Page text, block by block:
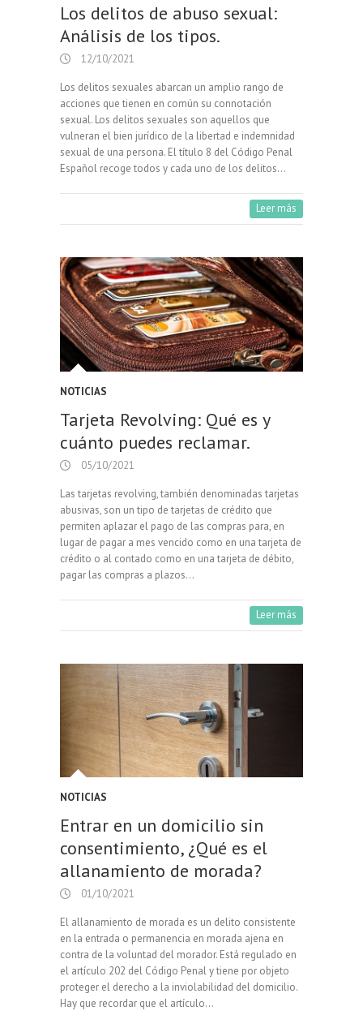
Los delitos de abuso sexual:
Análisis de los tipos.
12/10/2021
Los delitos sexuales abarcan un amplio rango de
acciones que tienen en común su connotación
sexual. Los delitos sexuales son aquellos que
vulneran el bien jurídico de la libertad e indemnidad
sexual de una persona. El título 8 del Código Penal
Español recoge todos y cada uno de los delitos…
Leer más
NOTICIAS
Tarjeta Revolving: Qué es y
cuánto puedes reclamar.
05/10/2021
Las tarjetas revolving, también denominadas tarjetas
abusivas, son un tipo de tarjetas de crédito que
permiten aplazar el pago de las compras para, en
lugar de pagar a mes vencido como en una tarjeta de
crédito o al contado como en una tarjeta de débito,
pagar las compras a plazos…
Leer más
NOTICIAS
Entrar en un domicilio sin
consentimiento, ¿Qué es el
allanamiento de morada?
01/10/2021
El allanamiento de morada es un delito consistente
en la entrada o permanencia en morada ajena en
contra de la voluntad del morador. Está regulado en
el artículo 202 del Código Penal y tiene por objeto
proteger el derecho a la inviolabilidad del domicilio.
Hay que recordar que el artículo…